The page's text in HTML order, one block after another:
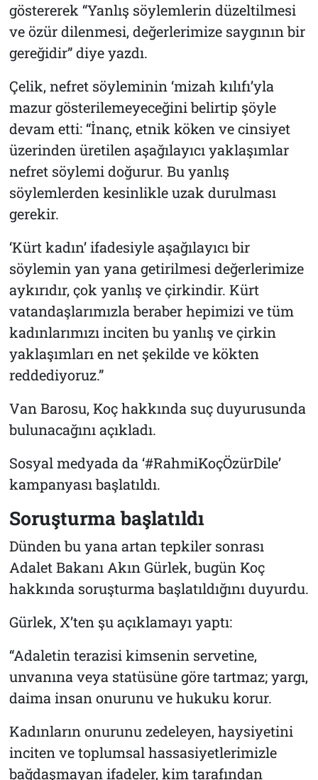
göstererek “Yanlış söylemlerin düzeltilmesi
ve özür dilenmesi, değerlerimize saygının bir
gereğidir” diye yazdı.
Çelik, nefret söyleminin ‘mizah kılıfı’yla
mazur gösterilemeyeceğini belirtip şöyle
devam etti: “İnanç, etnik köken ve cinsiyet
üzerinden üretilen aşağılayıcı yaklaşımlar
nefret söylemi doğurur. Bu yanlış
söylemlerden kesinlikle uzak durulması
gerekir.
‘Kürt kadın’ ifadesiyle aşağılayıcı bir
söylemin yan yana getirilmesi değerlerimize
aykırıdır, çok yanlış ve çirkindir. Kürt
vatandaşlarımızla beraber hepimizi ve tüm
kadınlarımızı inciten bu yanlış ve çirkin
yaklaşımları en net şekilde ve kökten
reddediyoruz.”
Van Barosu, Koç hakkında suç duyurusunda
bulunacağını açıkladı.
Sosyal medyada da ‘#RahmiKoçÖzürDile’
kampanyası başlatıldı.
Soruşturma başlatıldı
Dünden bu yana artan tepkiler sonrası
Adalet Bakanı Akın Gürlek, bugün Koç
hakkında soruşturma başlatıldığını duyurdu.
Gürlek, X’ten şu açıklamayı yaptı:
“Adaletin terazisi kimsenin servetine,
unvanına veya statüsüne göre tartmaz; yargı,
daima insan onurunu ve hukuku korur.
Kadınların onurunu zedeleyen, haysiyetini
inciten ve toplumsal hassasiyetlerimizle
bağdaşmayan ifadeler, kim tarafından